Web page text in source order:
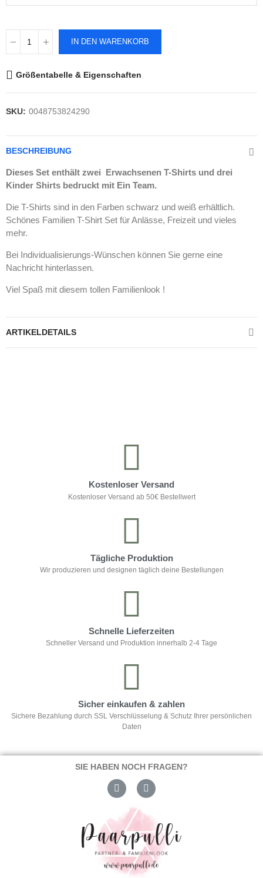
IN DEN WARENKORB
Größentabelle & Eigenschaften
SKU: 0048753824290
BESCHREIBUNG
Dieses Set enthält zwei Erwachsenen T-Shirts und drei
Kinder Shirts bedruckt mit Ein Team.
Die T-Shirts sind in den Farben schwarz und weiß erhältlich.
Schönes Familien T-Shirt Set für Anlässe, Freizeit und vieles
mehr.
Bei Individualisierungs-Wünschen können Sie gerne eine
Nachricht hinterlassen.
Viel Spaß mit diesem tollen Familienlook !
ARTIKELDETAILS
Kostenloser Versand
Kostenloser Versand ab 50€ Bestellwert
Tägliche Produktion
Wir produzieren und designen täglich deine Bestellungen
Schnelle Lieferzeiten
Schneller Versand und Produktion innerhalb 2-4 Tage
Sicher einkaufen & zahlen
Sichere Bezahlung durch SSL Verschlüsselung & Schutz Ihrer persönlichen
Daten
SIE HABEN NOCH FRAGEN?